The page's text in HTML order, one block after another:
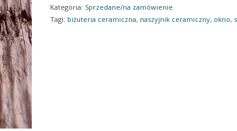
Kategoria: Sprzedane/na zamówienie
Tagi: biżuteria ceramiczna, naszyjnik ceramiczny, okno,